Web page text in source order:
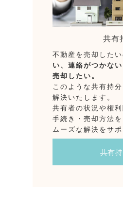
共有
不動産を売却した
い、連絡がつかな
売却したい。
このような共有持
解決いたします。
共有者の状況や権
手続き・売却方法
ムーズな解決をサ
共有